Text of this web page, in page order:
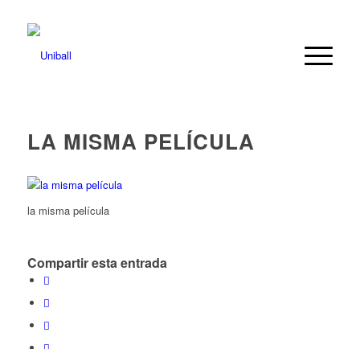
LA MISMA PELÍCULA
la misma película
Compartir esta entrada